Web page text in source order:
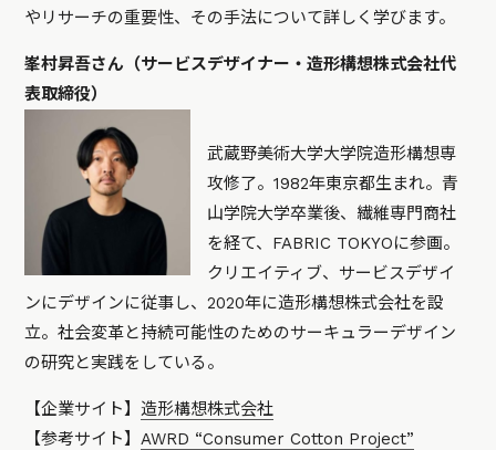
やリサーチの重要性、その手法について詳しく学びます。
峯村昇吾さん（サービスデザイナー・造形構想株式会社代
表取締役）
武蔵野美術大学大学院造形構想専
攻修了。1982年東京都生まれ。青
山学院大学卒業後、繊維専門商社
を経て、FABRIC TOKYOに参画。
クリエイティブ、サービスデザイ
ンにデザインに従事し、2020年に造形構想株式会社を設
立。社会変革と持続可能性のためのサーキュラーデザイン
の研究と実践をしている。
【企業サイト】造形構想株式会社
【参考サイト】AWRD “Consumer Cotton Project”